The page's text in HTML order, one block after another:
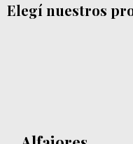
Elegí nuestros